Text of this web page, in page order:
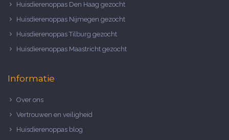
Huisdierenoppas Den Haag gezocht
Huisdierenoppas Nijmegen gezocht
Huisdierenoppas Tilburg gezocht
Huisdierenoppas Maastricht gezocht
Informatie
Over ons
Vertrouwen en veiligheid
Huisdierenoppas blog